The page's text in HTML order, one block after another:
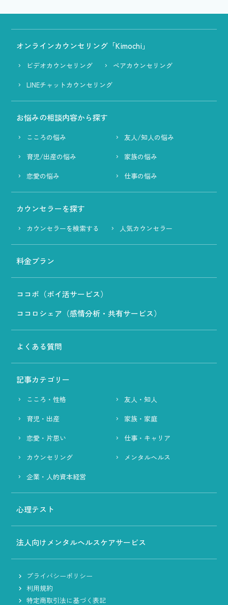
オンラインカウンセリング「Kimochi」
ビデオカウンセリング
ペアカウンセリング
LINEチャットカウンセリング
お悩みの相談内容から探す
こころの悩み
友人/知人の悩み
育児/出産の悩み
家族の悩み
恋愛の悩み
仕事の悩み
カウンセラーを探す
カウンセラーを検索する 人気カウンセラー
料金プラン
ココポ（ポイ活サービス）
ココロシェア（感情分析・共有サービス）
よくある質問
記事カテゴリー
こころ・性格
友人・知人
育児・出産
家族・家庭
恋愛・片思い
仕事・キャリア
カウンセリング
メンタルヘルス
企業・人的資本経営
心理テスト
法人向けメンタルヘルスケアサービス
プライバシーポリシー
利用規約
特定商取引法に基づく表記